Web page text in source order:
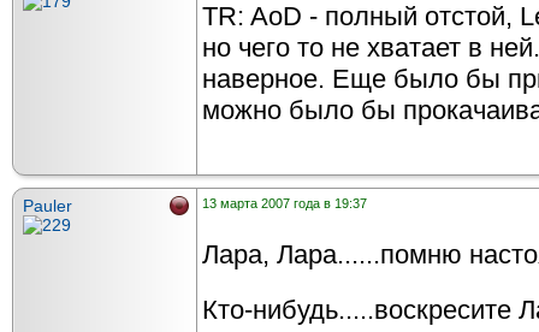
TR: AoD - полный отстой,
но чего то не хватает в
наверное. Еще было бы
можно было бы
Pauler 13 марта 2007 года в 19:37
Лара, Лара......помню
Кто-нибудь.....воскресите